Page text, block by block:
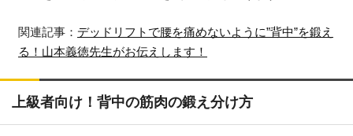
関連記事： デッドリフトで腰を痛めないように”背中”を鍛え
る！山本義徳先生がお伝えします！
上級者向け！背中の筋肉の鍛え分け方